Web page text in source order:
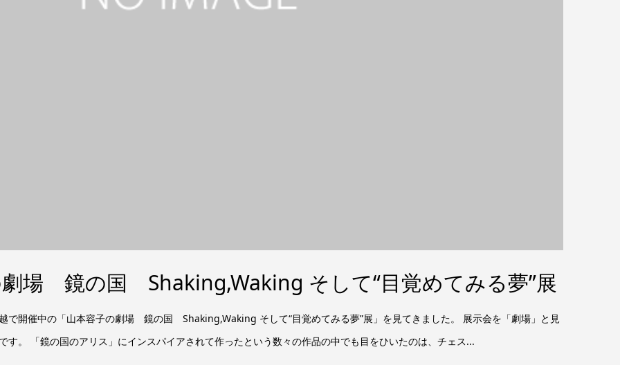
劇場 鏡の国 Shaking,Waking そして“目覚めてみる夢”展
で開催中の「山本容子の劇場 鏡の国 Shaking,Waking そして“目覚めてみる夢”展」を見てきました。 展示会を「劇場」と見
す。 「鏡の国のアリス」にインスパイアされて作ったという数々の作品の中でも目をひいたのは、チェス...